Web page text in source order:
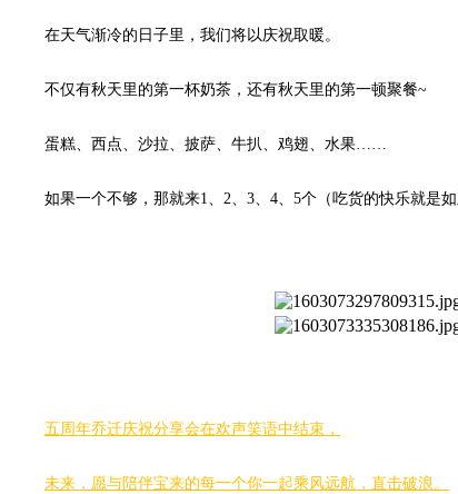
在天气渐冷的日子里，我们将以庆祝取暖。
不仅有秋天里的第一杯奶茶，还有秋天里的第一顿聚餐~
蛋糕、西点、沙拉、披萨、牛扒、鸡翅、水果……
如果一个不够，那就来1、 2、 3、 4、 5个（吃货的快乐就是
五周年乔迁庆祝分享会在欢声笑语中结束，
未来，愿与陪伴宝来的每一个你一起乘风远航，直击破浪。